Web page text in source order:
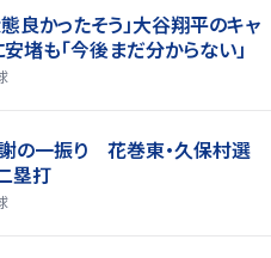
良かったそう」大谷翔平のキャ
堵も「今後まだ分からない」
の一振り 花巻東・久保村選
塁打